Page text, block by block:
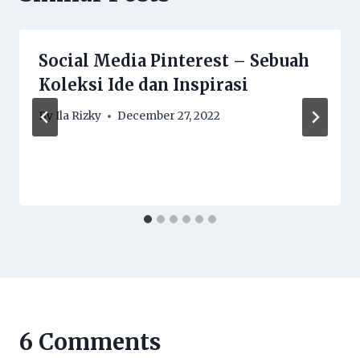
Social Media Pinterest – Sebuah
Koleksi Ide dan Inspirasi
By Ila Rizky December 27, 2022
6 Comments